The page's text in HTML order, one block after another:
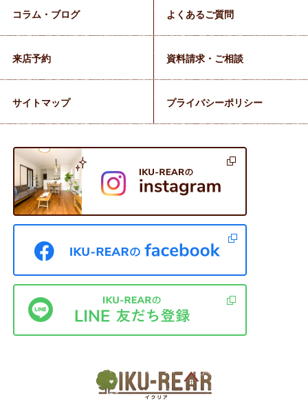
コラム・ブログ よくあるご質問
来店予約 資料請求・ご相談
サイトマップ プライバシーポリシー